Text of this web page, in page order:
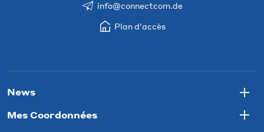
info@connectcom.de
Plan d'accès
News
Mes Coordonnées